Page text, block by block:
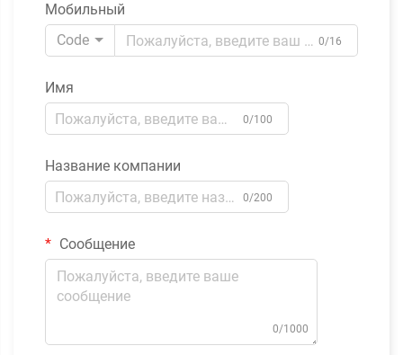
Мобильный
Code
0/16
Имя
0/100
Название компании
0/200
Сообщение
0/1000